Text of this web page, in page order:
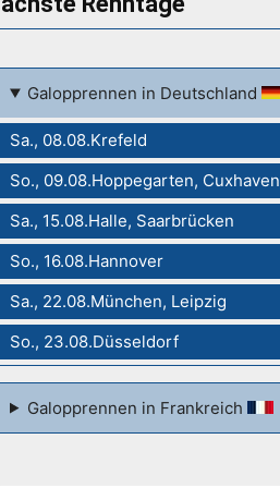
Galopprennen in Deutschland
Sa., 08.08.Krefeld
So., 09.08.Hoppegarten, Cuxhaven
Sa., 15.08.Halle, Saarbrücken
So., 16.08.Hannover
Sa., 22.08.München, Leipzig
So., 23.08.Düsseldorf
Galopprennen in Frankreich